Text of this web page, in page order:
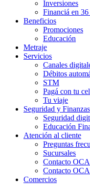
Inversiones
Financiá en 36
Beneficios
Promociones
Educación
Metraje
Servicios
Canales
Débitos
STM
Pagá con tu
Tu viaje
Seguridad y Finanzas
Seguridad
Educación
Atención al cliente
Preguntas
Sucursales
Contacto
Contacto
Comercios